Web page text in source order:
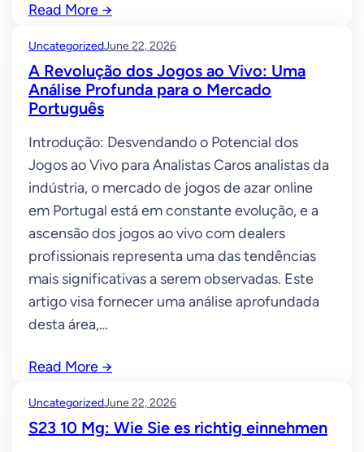
Read More →
UncategorizedJune 22, 2026
A Revolução dos Jogos ao Vivo: Uma
Análise Profunda para o Mercado
Português
Introdução: Desvendando o Potencial dos
Jogos ao Vivo para Analistas Caros analistas da
indústria, o mercado de jogos de azar online
em Portugal está em constante evolução, e a
ascensão dos jogos ao vivo com dealers
profissionais representa uma das tendências
mais significativas a serem observadas. Este
artigo visa fornecer uma análise aprofundada
desta área,…
Read More →
UncategorizedJune 22, 2026
S23 10 Mg: Wie Sie es richtig einnehmen